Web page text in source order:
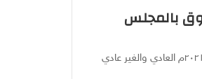
بالمجلس
عقدت الجمعية العمومية لجمعية التنمية الأسرية بمحافظة شقراء اجتماعها الأول لعام ٢٠٢١م العادي والغير عادي